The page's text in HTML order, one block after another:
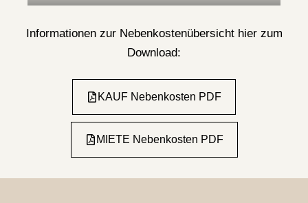
Informationen zur Nebenkostenübersicht hier zum
Download:
KAUF Nebenkosten PDF
MIETE Nebenkosten PDF